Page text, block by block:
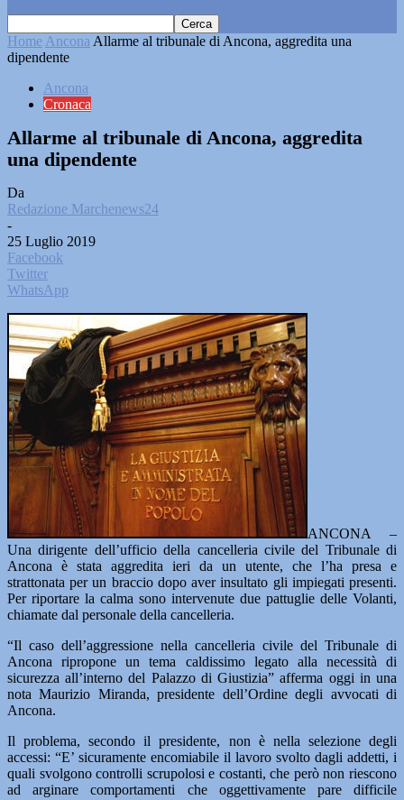
Home Ancona Allarme al tribunale di Ancona, aggredita una
dipendente
Ancona
Cronaca
Allarme al tribunale di Ancona, aggredita
una dipendente
Da
Redazione Marchenews24
-
25 Luglio 2019
Facebook
Twitter
WhatsApp
ANCONA –
Una dirigente dell’ufficio della cancelleria civile del Tribunale di
Ancona è stata aggredita ieri da un utente, che l’ha presa e
strattonata per un braccio dopo aver insultato gli impiegati presenti.
Per riportare la calma sono intervenute due pattuglie delle Volanti,
chiamate dal personale della cancelleria.
“Il caso dell’aggressione nella cancelleria civile del Tribunale di
Ancona ripropone un tema caldissimo legato alla necessità di
sicurezza all’interno del Palazzo di Giustizia” afferma oggi in una
nota Maurizio Miranda, presidente dell’Ordine degli avvocati di
Ancona.
Il problema, secondo il presidente, non è nella selezione degli
accessi: “E’ sicuramente encomiabile il lavoro svolto dagli addetti, i
quali svolgono controlli scrupolosi e costanti, che però non riescono
ad arginare comportamenti che oggettivamente pare difficile